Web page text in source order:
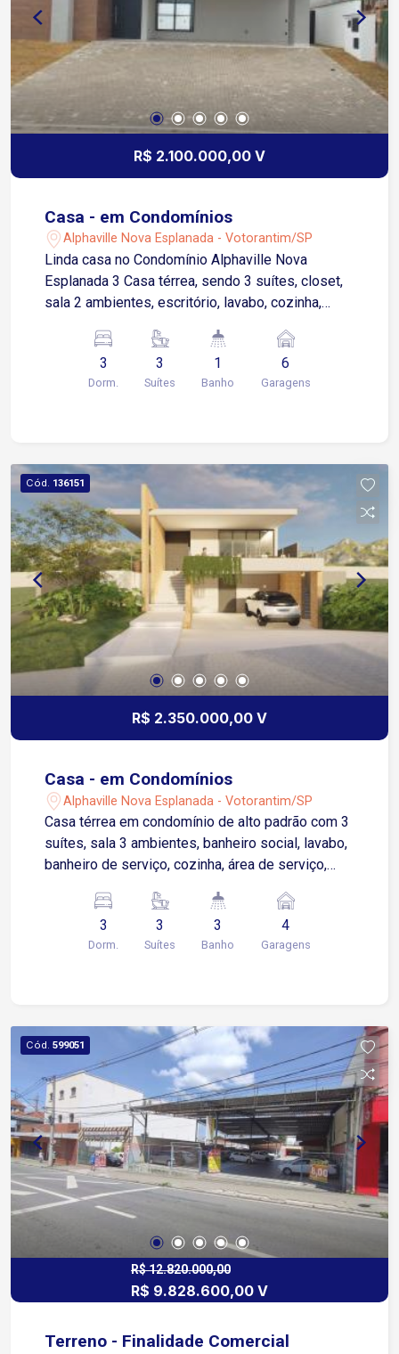
R$ 2.100.000,00 V
Casa - em Condomínios
Alphaville Nova Esplanada - Votorantim/SP
Linda casa no Condomínio Alphaville Nova
Esplanada 3 Casa térrea, sendo 3 suítes, closet,
sala 2 ambientes, escritório, lavabo, cozinha,
garagem 6 carros sendo 3 cobertos. Piso todo
em porcelanato O condomínio com academia,
area gourmet com churrasqueira, brinquedoteca,
3
Dorm.
3
Suítes
1
Banho
6
Garagens
Cód. 136151
R$ 2.350.000,00 V
Casa - em Condomínios
Alphaville Nova Esplanada - Votorantim/SP
Casa térrea em condomínio de alto padrão com 3
suítes, sala 3 ambientes, banheiro social, lavabo,
banheiro de serviço, cozinha, área de serviço,
Imóvel em construção com previsão de entrega
setembro 2022.
3
Dorm.
3
Suítes
3
Banho
4
Garagens
Cód. 599051
R$ 12.820.000,00
R$ 9.828.600,00 V
Terreno - Finalidade Comercial